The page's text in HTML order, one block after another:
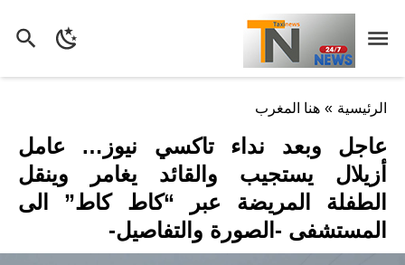
الرئيسية » هنا المغرب
عاجل وبعد نداء تاكسي نيوز… عامل
أزيلال يستجيب والقائد يغامر وينقل
الطفلة المريضة عبر “كاط كاط” الى
المستشفى -الصورة والتفاصيل-